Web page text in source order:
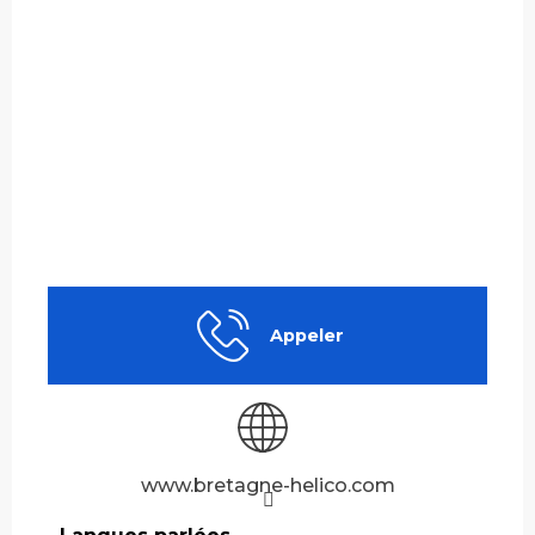
Appeler
www.bretagne-helico.com